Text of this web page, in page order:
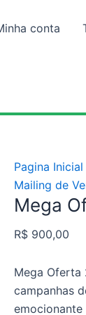
conta
Pagina Inicial
Mailing de
Mega
R$ 900,00
Mega Oferta
campanhas